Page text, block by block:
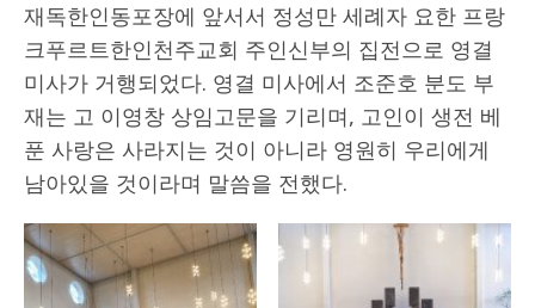
재독한인동포장에 앞서서 정성만 세례자 요한 프랑
크푸르트한인천주교회 주인신부의 집전으로 영결
미사가 거행되었다. 영결 미사에서 조준호 분도 부
재는 고 이영창 상임고문을 기리며, 고인이 생전 베
푼 사랑은 사라지는 것이 아니라 영원히 우리에게
남아있을 것이라며 말씀을 전했다.